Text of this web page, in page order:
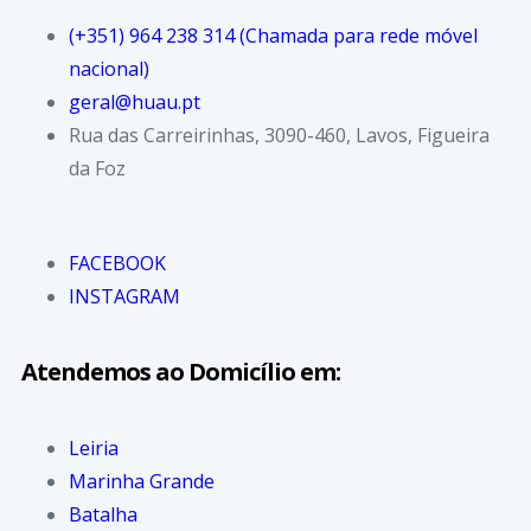
(+351) 964 238 314 (Chamada para rede móvel
nacional)
geral@huau.pt
Rua das Carreirinhas, 3090-460, Lavos, Figueira
da Foz
FACEBOOK
INSTAGRAM
Atendemos ao Domicílio em:
Leiria
Marinha Grande
Batalha